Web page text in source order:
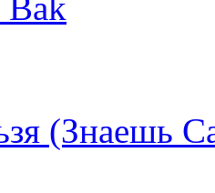
(Знаешь